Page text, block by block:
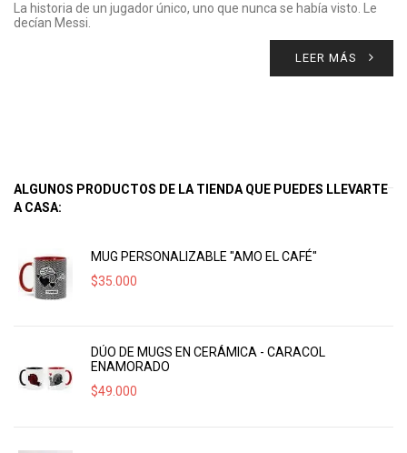
La historia de un jugador único, uno que nunca se había visto. Le
decían Messi.
LEER MÁS
ALGUNOS PRODUCTOS DE LA TIENDA QUE PUEDES LLEVARTE
A CASA:
MUG PERSONALIZABLE "AMO EL CAFÉ"
$35.000
DÚO DE MUGS EN CERÁMICA - CARACOL
ENAMORADO
$49.000